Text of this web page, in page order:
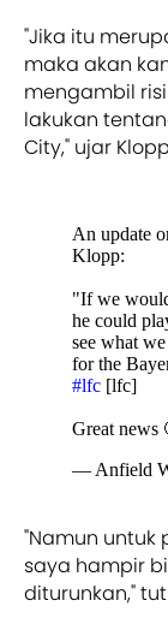
"Jika itu
maka akan
mengambil
lakukan
City," ujar
An update
Klopp:
"If we
he could
see what
for the
#lfc [lfc]
Great news
— Anfield
"Namun untuk
saya hampir
diturunkan,"